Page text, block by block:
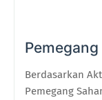
Pemegang
Berdasarkan
Pemegang